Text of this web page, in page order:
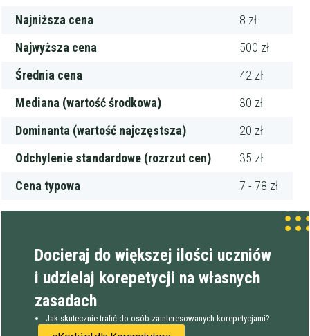
Najniższa cena
8 zł
Najwyższa cena
500 zł
Średnia cena
42 zł
Mediana (wartość środkowa)
30 zł
Dominanta (wartość najczęstsza)
20 zł
Odchylenie standardowe (rozrzut cen)
35 zł
Cena typowa
7 - 78 zł
Docieraj do większej ilości uczniów
i udzielaj korepetycji na własnych
zasadach
Jak skutecznie trafić do osób zainteresowanych korepetycjami?